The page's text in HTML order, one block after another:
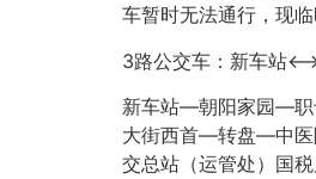
车暂时无法通行，现临
3路公交车：新车站
新车站—朝阳家园—
大街西首—转盘—中
交总站（运管处）国